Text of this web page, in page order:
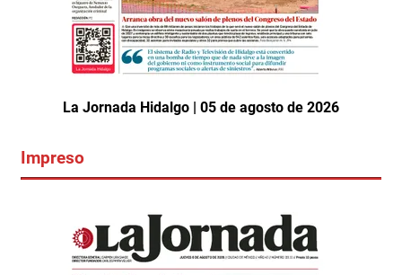
La Jornada Hidalgo | 05 de agosto de 2026
Impreso